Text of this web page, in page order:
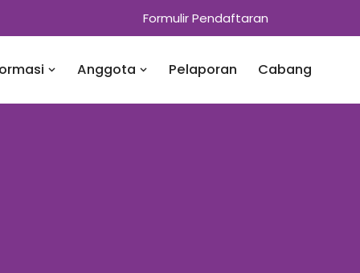
Formulir Pendaftaran
Anggota Pelaporan Cabang